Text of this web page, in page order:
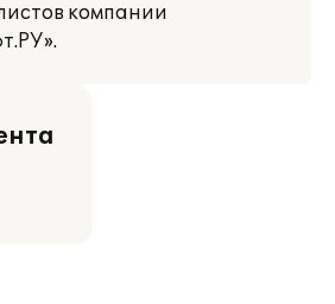
компании